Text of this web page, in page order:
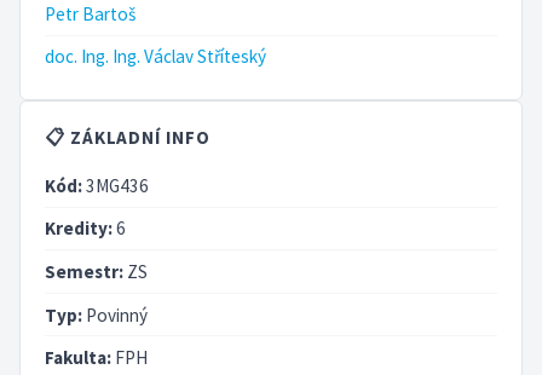
Petr Bartoš
doc. Ing. Ing. Václav Stříteský
📋 ZÁKLADNÍ INFO
Kód:3MG436
Kredity:6
Semestr: ZS
Typ: Povinný
Fakulta: FPH